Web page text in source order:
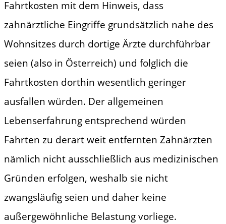
Fahrtkosten mit dem Hinweis, dass
zahnärztliche Eingriffe grundsätzlich nahe des
Wohnsitzes durch dortige Ärzte durchführbar
seien (also in Österreich) und folglich die
Fahrtkosten dorthin wesentlich geringer
ausfallen würden. Der allgemeinen
Lebenserfahrung entsprechend würden
Fahrten zu derart weit entfernten Zahnärzten
nämlich nicht ausschließlich aus medizinischen
Gründen erfolgen, weshalb sie nicht
zwangsläufig seien und daher keine
außergewöhnliche Belastung vorliege.